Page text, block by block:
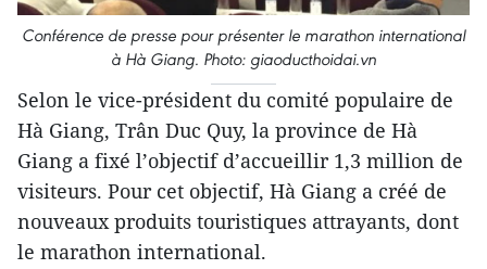
Conférence de presse pour présenter le marathon international
à Hà Giang. Photo: giaoducthoidai.vn
Selon le vice-président du comité populaire de
Hà Giang, Trân Duc Quy, la province de Hà
Giang a fixé l’objectif d’accueillir 1,3 million de
visiteurs. Pour cet objectif, Hà Giang a créé de
nouveaux produits touristiques attrayants, dont
le marathon international.